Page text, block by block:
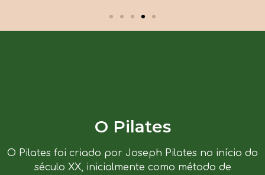
O Pilates
O Pilates foi criado por Joseph Pilates no início do
século XX, inicialmente como método de